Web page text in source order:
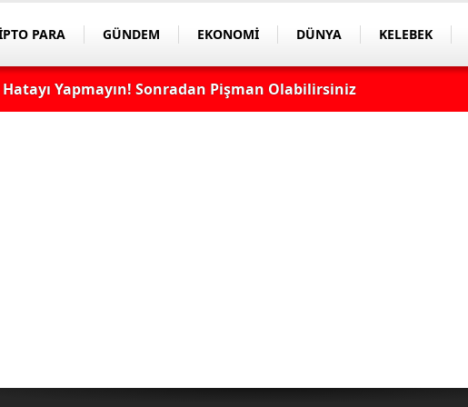
PARA GÜNDEM EKONOMİ DÜNYA KELEBEK
Yapmayın! Sonradan Pişman Olabilirsiniz